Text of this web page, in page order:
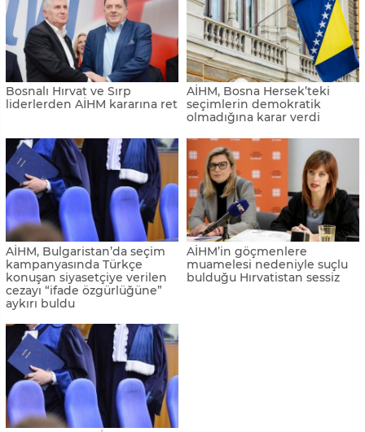
Bosnalı Hırvat ve Sırp
liderlerden AİHM kararına ret
AİHM, Bosna Hersek’teki
seçimlerin demokratik
olmadığına karar verdi
AİHM, Bulgaristan’da seçim
kampanyasında Türkçe
konuşan siyasetçiye verilen
cezayı “ifade özgürlüğüne”
aykırı buldu
AİHM’in göçmenlere
muamelesi nedeniyle suçlu
bulduğu Hırvatistan sessiz